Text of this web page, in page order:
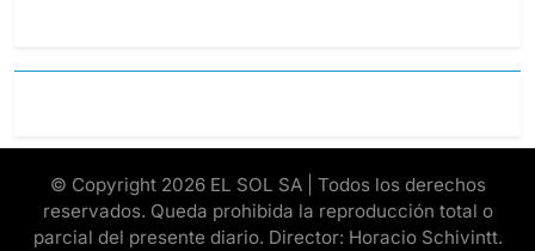
© Copyright 2026 EL SOL SA | Todos los derechos
reservados. Queda prohibida la reproducción total o
parcial del presente diario. Director: Horacio Schivintt.